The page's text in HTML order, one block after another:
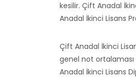
kesilir. Çift Anadal
Anadal İkinci Lisans
Çift Anadal İkinci
genel not ortalaması
Anadal İkinci Lisans